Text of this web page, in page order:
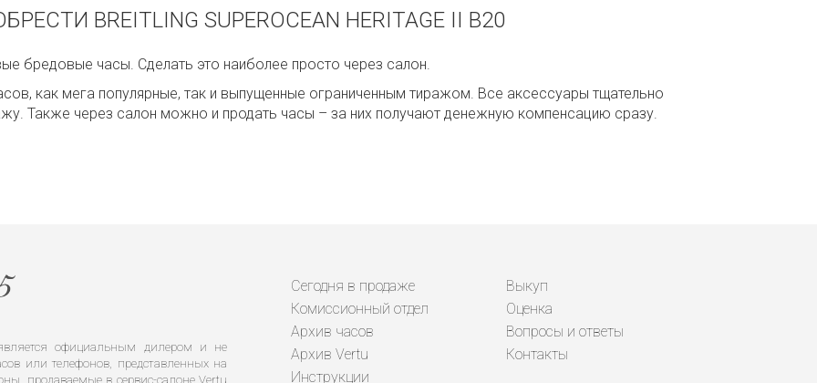
BREITLING SUPEROCEAN HERITAGE II B20
бредовые часы. Сделать это наиболее просто через салон.
как мега популярные, так и выпущенные ограниченным тиражом. Все аксессуары тщательно
Также через салон можно и продать часы – за них получают денежную компенсацию сразу.
официальным дилером и не
или телефонов, представленных на
продаваемые в сервис-салоне Vertu
Сегодня в продаже
Комиссионный отдел
Архив часов
Архив Vertu
Инструкции
Выкуп
Оценка
Вопросы и ответы
Контакты